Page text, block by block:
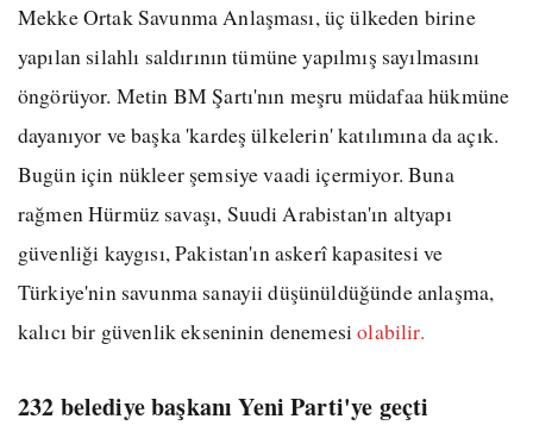
Mekke Ortak Savunma Anlaşması, üç ülkeden birine
yapılan silahlı saldırının tümüne yapılmış sayılmasını
öngörüyor. Metin BM Şartı'nın meşru müdafaa hükmüne
dayanıyor ve başka 'kardeş ülkelerin' katılımına da açık.
Bugün için nükleer şemsiye vaadi içermiyor. Buna
rağmen Hürmüz savaşı, Suudi Arabistan'ın altyapı
güvenliği kaygısı, Pakistan'ın askerî kapasitesi ve
Türkiye'nin savunma sanayii düşünüldüğünde anlaşma,
kalıcı bir güvenlik ekseninin denemesiolabilir.
232 belediye başkanı Yeni Parti'ye geçti